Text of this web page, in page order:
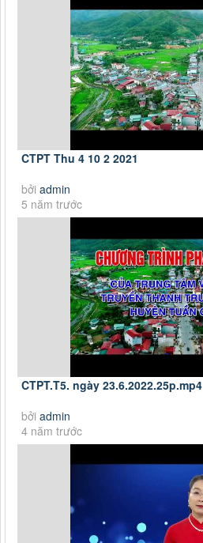
CTPT Thu 4 10 2 2021
bởi admin
5 năm trước
CTPT.T5. ngày 23.6.2022.25p.mp4
bởi admin
4 năm trước